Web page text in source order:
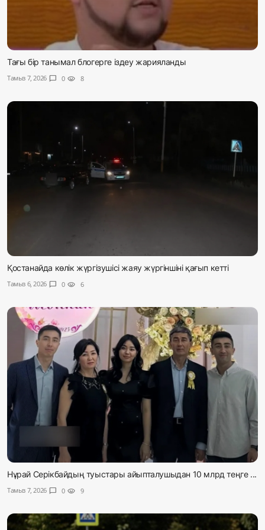
Тағы бір танымал блогерге іздеу жарияланды
Тамыз 7, 2026 chat_bubble 0 visibility 8
Қостанайда көлік жүргізушісі жаяу жүргіншіні қағып кетті
Тамыз 6, 2026 chat_bubble 0 visibility 6
Нұрай Серікбайдың туыстары айыпталушыдан 10 млрд теңге ...
Тамыз 7, 2026 chat_bubble 0 visibility 9